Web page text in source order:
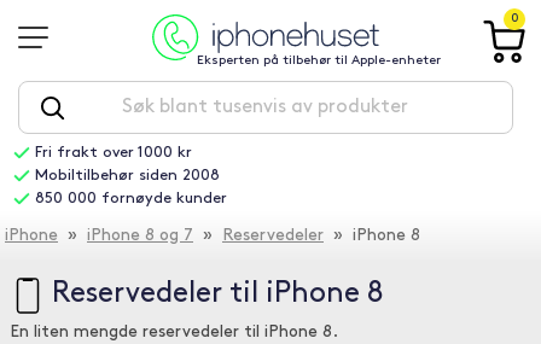
Eksperten på tilbehør til Apple-enheter
0
Fri frakt over 1000 kr
Mobiltilbehør siden 2008
850 000 fornøyde kunder
iPhone » iPhone 8 og 7 » Reservedeler » iPhone 8
Reservedeler til iPhone 8
En liten mengde reservedeler til iPhone 8.